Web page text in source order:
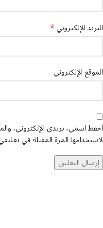
البريد الإلكتروني*
الموقع الإلكتروني
احفظ اسمي، بريدي الإلكتروني،
لاستخدامها المرة المقبلة في